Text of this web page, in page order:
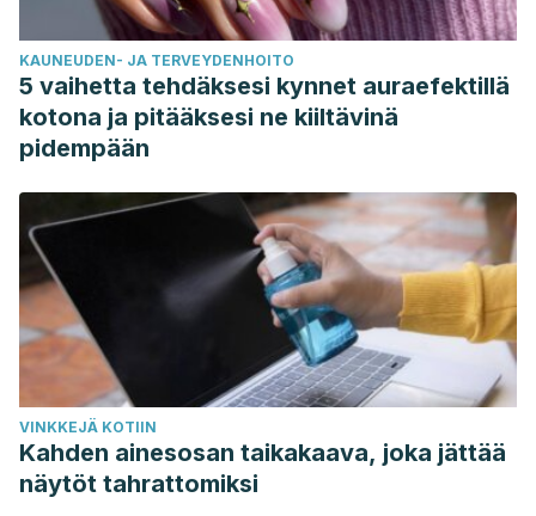
KAUNEUDEN- JA TERVEYDENHOITO
5 vaihetta tehdäksesi kynnet auraefektillä
kotona ja pitääksesi ne kiiltävinä
pidempään
VINKKEJÄ KOTIIN
Kahden ainesosan taikakaava, joka jättää
näytöt tahrattomiksi